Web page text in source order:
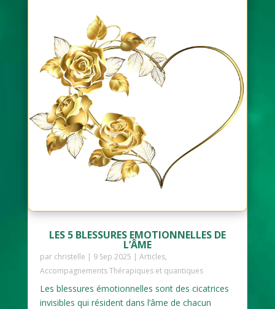
LES 5 BLESSURES EMOTIONNELLES DE
L’ÂME
par christelle | 9 Sep 2025 | Articles,
Accompagnements Thérapiques et quantiques
Les blessures émotionnelles sont des cicatrices
invisibles qui résident dans l’âme de chacun